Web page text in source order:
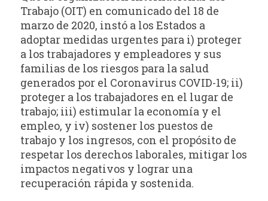
Trabajo (OIT) en comunicado del 18 de
marzo de 2020, instó a los Estados a
adoptar medidas urgentes para i) proteger
a los trabajadores y empleadores y sus
familias de los riesgos para la salud
generados por el Coronavirus COVID-19; ii)
proteger a los trabajadores en el lugar de
trabajo; iii) estimular la economía y el
empleo, y iv) sostener los puestos de
trabajo y los ingresos, con el propósito de
respetar los derechos laborales, mitigar los
impactos negativos y lograr una
recuperación rápida y sostenida.